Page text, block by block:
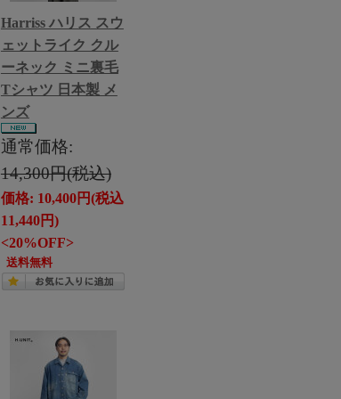
Harriss ハリス スウ
ェットライク クル
ーネック ミニ裏毛
Tシャツ 日本製 メ
ンズ
通常価格:
14,300円(税込)
価格: 10,400円(税込
11,440円)
<20%OFF>
送料無料